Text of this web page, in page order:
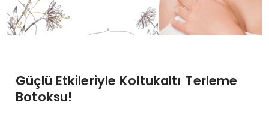
YAŞAM
Güçlü Etkileriyle Koltukaltı Terleme
Botoksu!